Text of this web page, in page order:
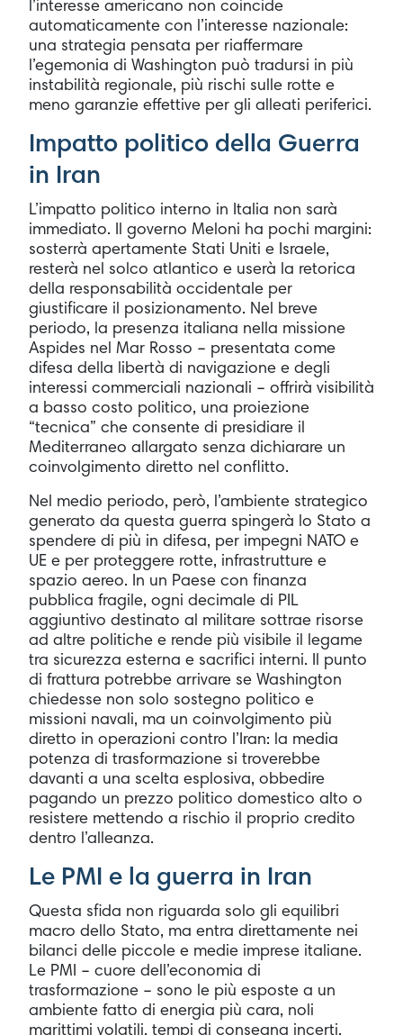
l’interesse americano non coincide
automaticamente con l’interesse nazionale:
una strategia pensata per riaffermare
l’egemonia di Washington può tradursi in più
instabilità regionale, più rischi sulle rotte e
meno garanzie effettive per gli alleati periferici.
Impatto politico della Guerra
in Iran
L’impatto politico interno in Italia non sarà
immediato. Il governo Meloni ha pochi margini:
sosterrà apertamente Stati Uniti e Israele,
resterà nel solco atlantico e userà la retorica
della responsabilità occidentale per
giustificare il posizionamento. Nel breve
periodo, la presenza italiana nella missione
Aspides nel Mar Rosso – presentata come
difesa della libertà di navigazione e degli
interessi commerciali nazionali – offrirà visibilità
a basso costo politico, una proiezione
“tecnica” che consente di presidiare il
Mediterraneo allargato senza dichiarare un
coinvolgimento diretto nel conflitto.
Nel medio periodo, però, l’ambiente strategico
generato da questa guerra spingerà lo Stato a
spendere di più in difesa, per impegni NATO e
UE e per proteggere rotte, infrastrutture e
spazio aereo. In un Paese con finanza
pubblica fragile, ogni decimale di PIL
aggiuntivo destinato al militare sottrae risorse
ad altre politiche e rende più visibile il legame
tra sicurezza esterna e sacrifici interni. Il punto
di frattura potrebbe arrivare se Washington
chiedesse non solo sostegno politico e
missioni navali, ma un coinvolgimento più
diretto in operazioni contro l’Iran: la media
potenza di trasformazione si troverebbe
davanti a una scelta esplosiva, obbedire
pagando un prezzo politico domestico alto o
resistere mettendo a rischio il proprio credito
dentro l’alleanza.
Le PMI e la guerra in Iran
Questa sfida non riguarda solo gli equilibri
macro dello Stato, ma entra direttamente nei
bilanci delle piccole e medie imprese italiane.
Le PMI – cuore dell’economia di
trasformazione – sono le più esposte a un
ambiente fatto di energia più cara, noli
marittimi volatili, tempi di consegna incerti,